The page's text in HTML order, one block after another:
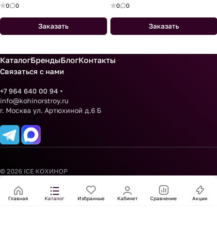
0 0
Заказать
0 0
Заказать
КаталогБрендыБлогКонтакты
Связаться с нами
+7 964 640 00 94
info@kohinorstroy.ru
г. Москва ул. Артюхиной д.6 Б
© 2026 ICE КОХИНОР
Главная Каталог Избранные Кабинет Сравнение Акции